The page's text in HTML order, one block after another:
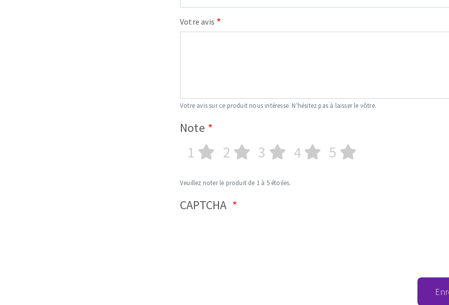
Votre avis
Votre avis sur ce produit nous intéresse. N'hésitez pas à laisser le vôtre.
Note
1 2 3 4 5
Veuillez noter le produit de 1 à 5 étoiles.
CAPTCHA